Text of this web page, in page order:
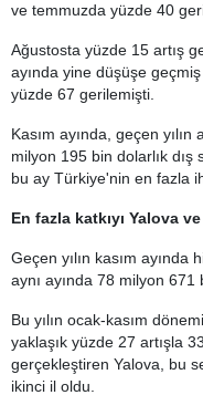
ve temmuzda yüzde 40
Ağustosta yüzde 15 artış
ayında yine düşüşe
yüzde 67 gerilemişti.
Kasım ayında, geçen
milyon 195 bin dolarlık dış
bu ay Türkiye'nin en fazla
En fazla katkıyı Yalova
Geçen yılın kasım ayında
aynı ayında 78 milyon 671
Bu yılın ocak-kasım
yaklaşık yüzde 27 artışla
gerçekleştiren Yalova, bu
ikinci il oldu.